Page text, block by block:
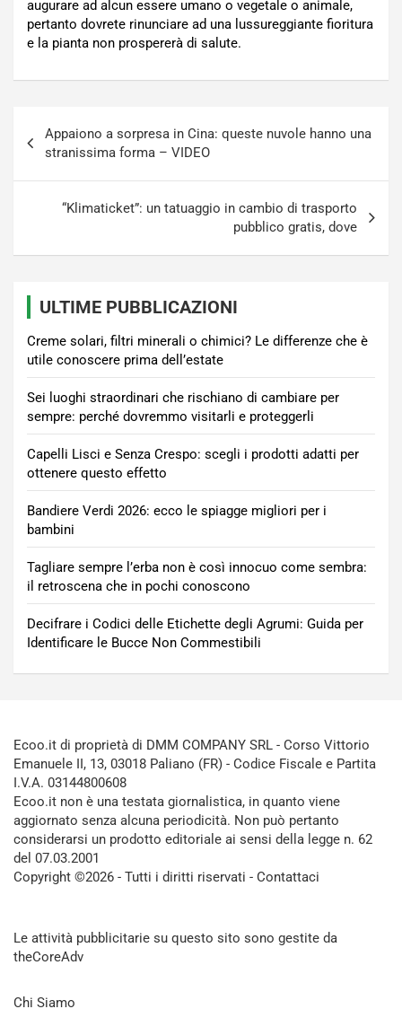
augurare ad alcun essere umano o vegetale o animale,
pertanto dovrete rinunciare ad una lussureggiante fioritura
e la pianta non prospererà di salute.
articoli
Appaiono a sorpresa in Cina: queste nuvole hanno una
stranissima forma – VIDEO
“Klimaticket”: un tatuaggio in cambio di trasporto
pubblico gratis, dove
ULTIME PUBBLICAZIONI
Creme solari, filtri minerali o chimici? Le differenze che è
utile conoscere prima dell’estate
Sei luoghi straordinari che rischiano di cambiare per
sempre: perché dovremmo visitarli e proteggerli
Capelli Lisci e Senza Crespo: scegli i prodotti adatti per
ottenere questo effetto
Bandiere Verdi 2026: ecco le spiagge migliori per i
bambini
Tagliare sempre l’erba non è così innocuo come sembra:
il retroscena che in pochi conoscono
Decifrare i Codici delle Etichette degli Agrumi: Guida per
Identificare le Bucce Non Commestibili
Ecoo.it di proprietà di DMM COMPANY SRL - Corso Vittorio
Emanuele II, 13, 03018 Paliano (FR) - Codice Fiscale e Partita
I.V.A. 03144800608
Ecoo.it non è una testata giornalistica, in quanto viene
aggiornato senza alcuna periodicità. Non può pertanto
considerarsi un prodotto editoriale ai sensi della legge n. 62
del 07.03.2001
Copyright ©2026 - Tutti i diritti riservati - Contattaci
Le attività pubblicitarie su questo sito sono gestite da
theCoreAdv
Chi Siamo